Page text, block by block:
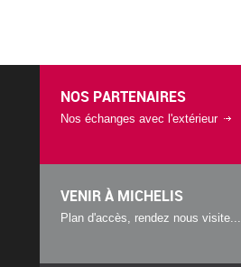
NOS PARTENAIRES
Nos échanges avec l'extérieur
VENIR À MICHELIS
Plan d'accès, rendez nous visite...